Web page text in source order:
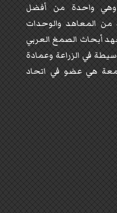
غرب الخرطوم. تأسست عام 1990 وهي واحدة من أفضل
من المعاهد والوحدات
أبحاث الصمغ العربي
في الزراعة وعمادة
هي عضو في اتحاد